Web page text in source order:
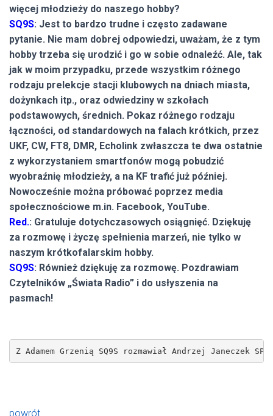
więcej młodzieży do naszego hobby?
SQ9S: Jest to bardzo trudne i często zadawane
pytanie. Nie mam dobrej odpowiedzi, uważam, że z tym
hobby trzeba się urodzić i go w sobie odnaleźć. Ale, tak
jak w moim przypadku, przede wszystkim różnego
rodzaju prelekcje stacji klubowych na dniach miasta,
dożynkach itp., oraz odwiedziny w szkołach
podstawowych, średnich. Pokaz różnego rodzaju
łączności, od standardowych na falach krótkich, przez
UKF, CW, FT8, DMR, Echolink zwłaszcza te dwa ostatnie
z wykorzystaniem smartfonów mogą pobudzić
wyobraźnię młodzieży, a na KF trafić już później.
Nowocześnie można próbować poprzez media
społecznościowe m.in. Facebook, YouTube.
Red.: Gratuluje dotychczasowych osiągnięć. Dziękuję
za rozmowę i życzę spełnienia marzeń, nie tylko w
naszym krótkofalarskim hobby.
SQ9S: Również dziękuję za rozmowę. Pozdrawiam
Czytelników „Świata Radio” i do usłyszenia na
pasmach!
Z Adamem Grzenią SQ9S rozmawiał Andrzej Janeczek
powrót